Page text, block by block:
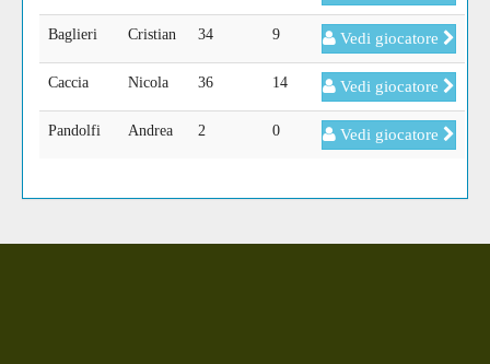
Baglieri Cristian 34 9 Vedi giocatore
Caccia Nicola 36 14 Vedi giocatore
Pandolfi Andrea 2 0 Vedi giocatore